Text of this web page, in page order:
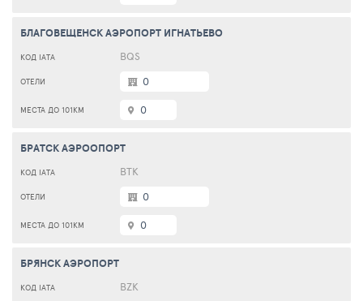
БЛАГОВЕЩЕНСК АЭРОПОРТ ИГНАТЬЕВО
BQS
0
0
БРАТСК АЭРООПОРТ
ВТК
0
0
БРЯНСК АЭРОПОРТ
BZK